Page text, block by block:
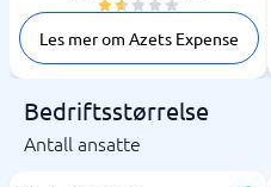
Les mer om Azets Expense
Bedriftsstørrelse
Antall ansatte